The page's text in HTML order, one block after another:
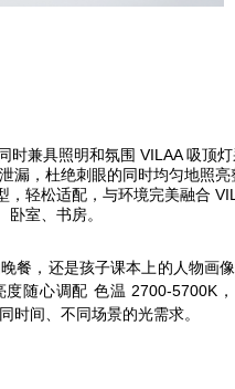
时兼具照明和氛围 VILAA 吸顶
漏，杜绝刺眼的同时均匀地照
，轻松适配，与环境完美融合
室、书房。
餐，还是孩子课本上的人物画
度随心调配 色温 2700-5700K
时间、不同场景的光需求。